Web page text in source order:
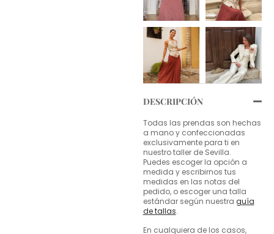
DESCRIPCIÓN
Todas las prendas son hechas
a mano y confeccionadas
exclusivamente para ti en
nuestro taller de Sevilla.
Puedes escoger la opción a
medida y escribirnos tus
medidas en las notas del
pedido, o escoger una talla
estándar según nuestra guía
de tallas.
En cualquiera de los casos,